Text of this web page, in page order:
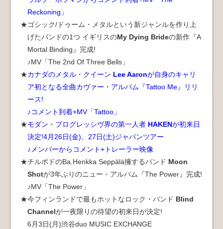
Reckoning」
ゴシック/ドゥーム・メタルという新ジャンルを作り上
げたバンドの1つ イギリスのMy Dying Brideの新作『A
Mortal Binding』完成!
♪MV「The 2nd Of Three Bells」
カナダのメタル・クイーン Lee Aaronが自身のキャリ
ア初となる全曲カヴァー・アルバム『Tattoo Me』リリ
ース!
♪コメント到着+MV「Tattoo」
モダン・プログレッシヴ界の第一人者 HAKENが初来日
決定!4月26日(金)、27日(土)ジャパンツアー
♪メンバーからコメント+トレーラー映像
チルボドのBa.Henkka Seppälä擁するバンド Moon
Shotが3年ぶりのニュー・アルバム『The Power』完成!
♪MV「The Power」
今フィンランドで最もホットなロック・バンド Blind
Channelが一夜限りの待望の初来日が決定!
6月3日(月)渋谷duo MUSIC EXCHANGE